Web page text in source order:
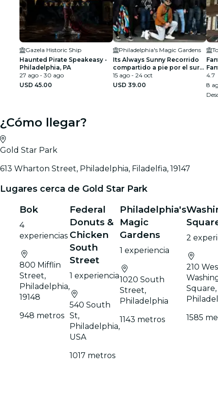
Gazela Historic Ship
Haunted Pirate Speakeasy -
Philadelphia, PA
27 ago - 30 ago
USD 45.00
Philadelphia's Magic Gardens
Its Always Sunny Recorrido
compartido a pie por el sur
de Filadelfia
15 ago - 24 oct
USD 39.00
4.7
8
¿Cómo llegar?
Gold Star Park
613 Wharton Street, Philadelphia, Filadelfia, 19147
Lugares cerca de Gold Star Park
Bok
4
experiencias
800 Mifflin
Street,
Philadelphia,
19148
948 metros
Federal
Donuts &
Chicken
South
Street
1 experiencia
540 South
St,
Philadelphia,
USA
1017 metros
Philadelphia's
Magic
Gardens
1 experiencia
1020 South
Street,
Philadelphia
1143 metros
2
210
Square,
1585